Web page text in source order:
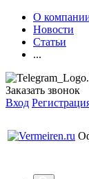
О
Новости
Статьи
...
Заказать звонок
Вход